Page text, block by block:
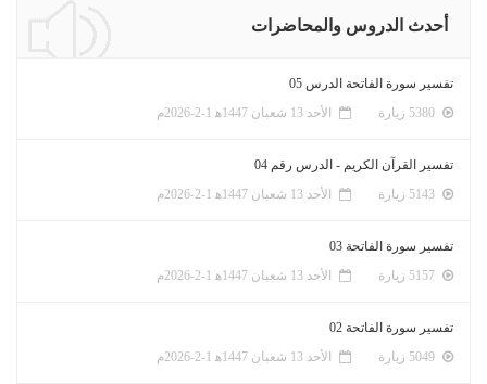
أحدث الدروس والمحاضرات
تفسير سورة الفاتحة الدرس 05
الأحد 13 شعبان 1447ﻫ 1-2-2026م
تفسير القرآن الكريم - الدرس رقم 04
الأحد 13 شعبان 1447ﻫ 1-2-2026م
تفسير سورة الفاتحة 03
الأحد 13 شعبان 1447ﻫ 1-2-2026م
تفسير سورة الفاتحة 02
الأحد 13 شعبان 1447ﻫ 1-2-2026م